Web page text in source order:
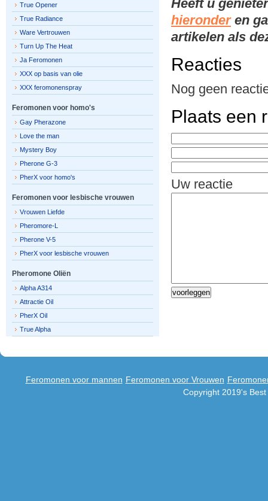
Heeft u
hieronderen
artikelen als
Reacties
Nog geen
Plaats een
Uw reactie
True Opener
True Radiance
Ware Vertrouwen
Turn Up The Heat
Ja Feromonen
XXX op basis van olie
XXX feromonenspray
Feromonen voor homo's
Gay Pherazone
Love the man
Mystery Boy
Pherone G-3
PherX voor homo's
Feromonen voor lesbische vrouwen
Vrouwen Liefde
Pheromore-L
Pherone V-5
PherX voor lesbische vrouwen
Pheromone Oliën
Alpha A314
Attractie Oil
PherX Oil
True Alpha
Feromonen voor mannen Feromonen voor Vrouwen
Copyright 2019's